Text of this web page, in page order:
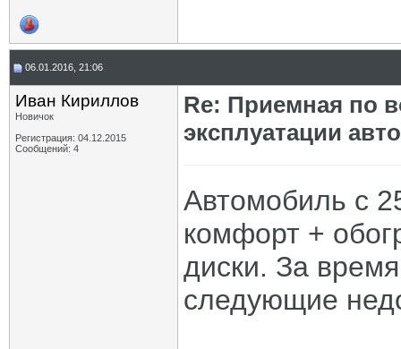
06.01.2016, 21:06
Иван Кириллов
Новичок
Регистрация: 04.12.2015
Сообщений: 4
Re: Приемная по
эксплуатации
Автомобиль с
комфорт +
диски. За
следующие